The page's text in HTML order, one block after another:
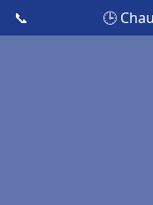
📞 🕒